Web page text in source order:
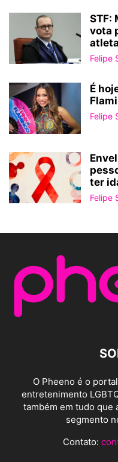
STF:
vota
Felipe
É
Felipe
ter
Felipe
O Pheeno é o
entretenimento
também em tudo que
segmento
Contato: